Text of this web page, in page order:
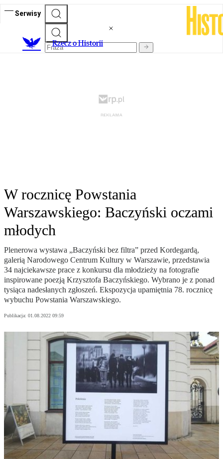
Serwisy
Rzecz o Historii
W rocznicę Powstania
Warszawskiego: Baczyński oczami
młodych
Plenerowa wystawa „Baczyński bez filtra” przed Kordegardą,
galerią Narodowego Centrum Kultury w Warszawie, przedstawia
34 najciekawsze prace z konkursu dla młodzieży na fotografie
inspirowane poezją Krzysztofa Baczyńskiego. Wybrano je z ponad
tysiąca nadesłanych zgłoszeń. Ekspozycja upamiętnia 78. rocznicę
wybuchu Powstania Warszawskiego.
Publikacja: 01.08.2022 09:59